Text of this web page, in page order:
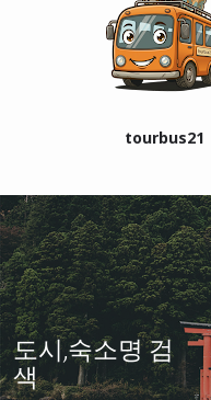
tourbus21